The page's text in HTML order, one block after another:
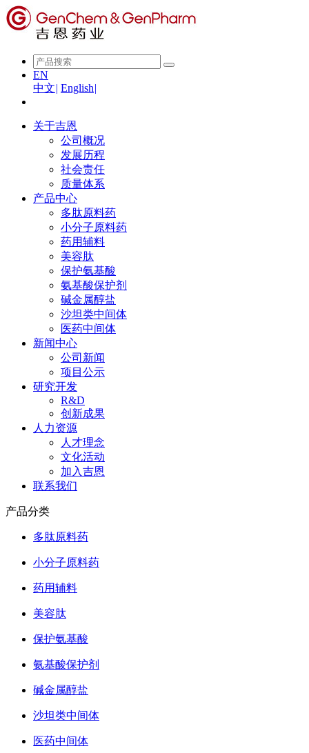
EN
中文| English|
关于吉恩
公司概况
发展历程
社会责任
质量体系
产品中心
多肽原料药
小分子原料药
药用辅料
美容肽
保护氨基酸
氨基酸保护剂
碱金属醇盐
沙坦类中间体
医药中间体
新闻中心
公司新闻
项目公示
研究开发
R&D
创新成果
人力资源
人才理念
文化活动
加入吉恩
联系我们
产品分类
多肽原料药
小分子原料药
药用辅料
美容肽
保护氨基酸
氨基酸保护剂
碱金属醇盐
沙坦类中间体
医药中间体